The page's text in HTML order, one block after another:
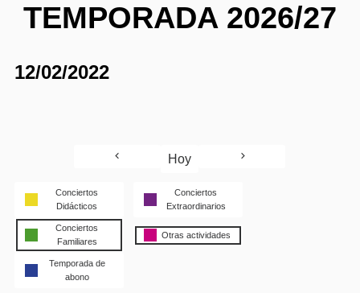
TEMPORADA 2026/27
12/02/2022
Hoy
Conciertos
Didácticos
Conciertos
Extraordinarios
Conciertos
Familiares
Otras actividades
Temporada de
abono